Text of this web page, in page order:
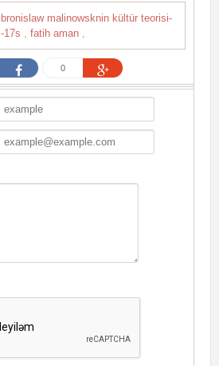
bronislaw malinowsknin kültür teorisi-
-17s
fatih aman
0